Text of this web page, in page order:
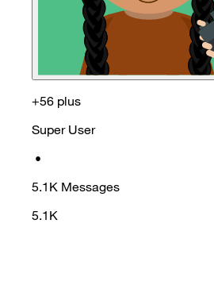
+56 plus
Super User
•
5.1K Messages
5.1K